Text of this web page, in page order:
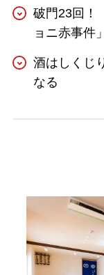
破門23回！
ョニ赤事件」
酒はしくじ
なる